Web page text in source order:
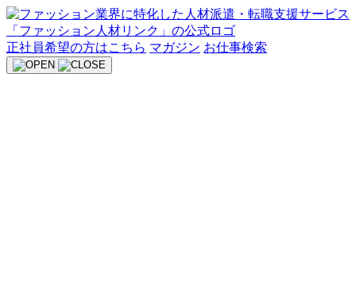
Skip
to
content
正社員希望の方はこちら マガジン お仕事検索